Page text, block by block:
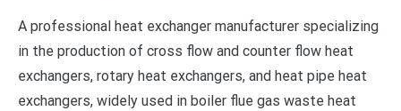
A professional heat exchanger manufacturer specializing
in the production of cross flow and counter flow heat
exchangers, rotary heat exchangers, and heat pipe heat
exchangers, widely used in boiler flue gas waste heat